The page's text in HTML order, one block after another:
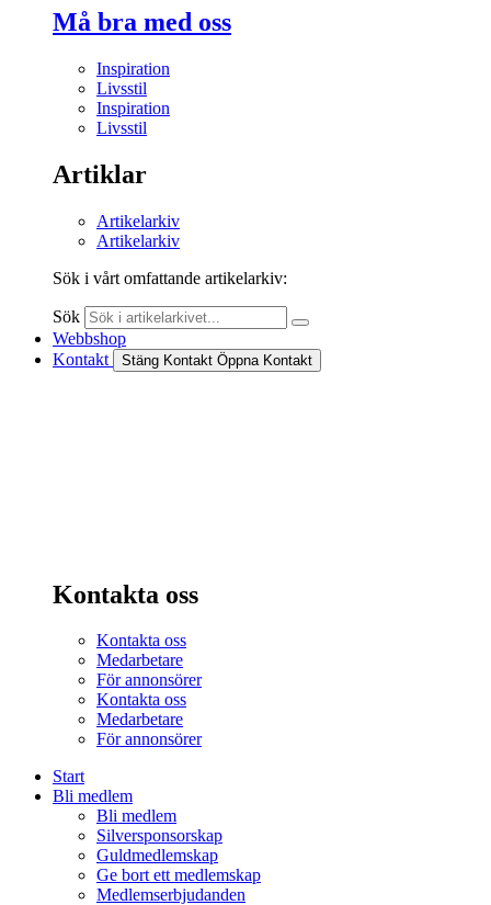
Må bra med oss
Inspiration
Livsstil
Inspiration
Livsstil
Artiklar
Artikelarkiv
Artikelarkiv
Sök i vårt omfattande artikelarkiv:
Sök
Webbshop
Kontakt
Stäng Kontakt Öppna Kontakt
Kontakta oss
Kontakta oss
Medarbetare
För annonsörer
Kontakta oss
Medarbetare
För annonsörer
Start
Bli medlem
Bli medlem
Silversponsorskap
Guldmedlemskap
Ge bort ett medlemskap
Medlemserbjudanden